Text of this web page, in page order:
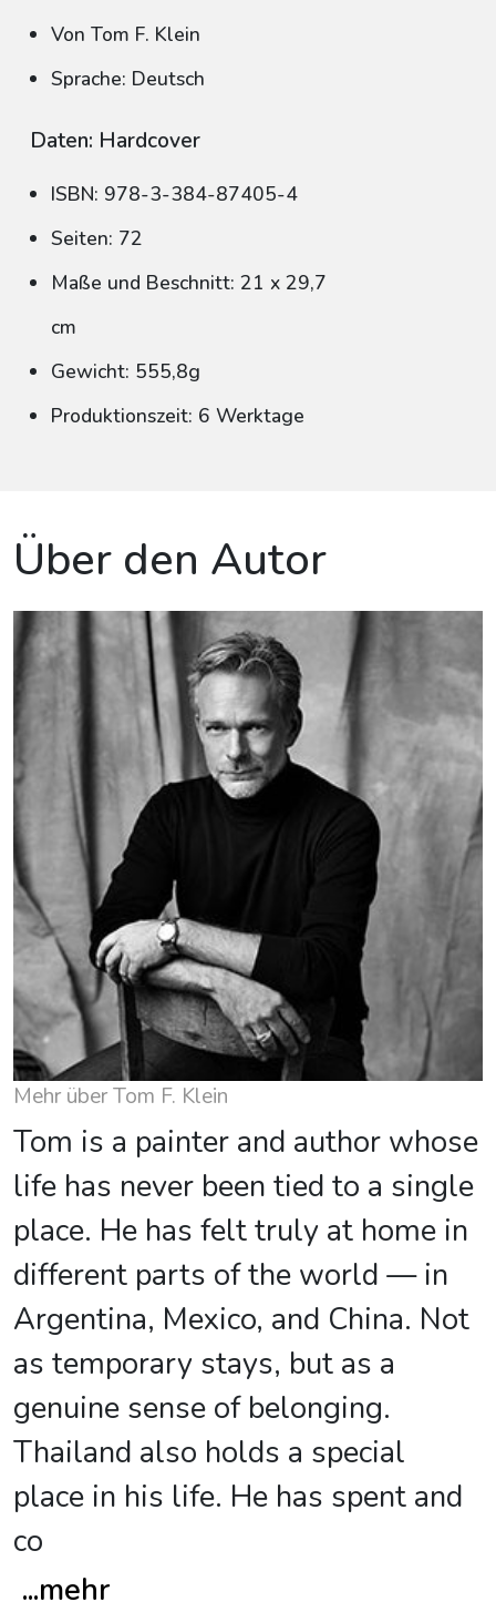
Von Tom F. Klein
Sprache: Deutsch
Daten: Hardcover
ISBN: 978-3-384-87405-4
Seiten: 72
Maße und Beschnitt: 21 x 29,7
cm
Gewicht: 555,8g
Produktionszeit: 6 Werktage
Über den Autor
Mehr über Tom F. Klein
Tom is a painter and author whose
life has never been tied to a single
place. He has felt truly at home in
different parts of the world — in
Argentina, Mexico, and China. Not
as temporary stays, but as a
genuine sense of belonging.
Thailand also holds a special
place in his life. He has spent and
co
...mehr